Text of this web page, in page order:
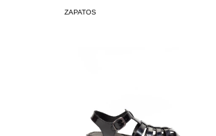
ZAPATOS